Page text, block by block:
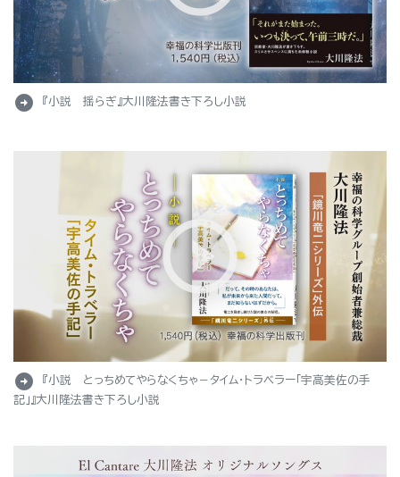
arrow_circle_right 『小説 揺らぎ』大川隆法書き下ろし小説
arrow_circle_right
『小説 とっちめてやらなくちゃ－タイム・トラベラー「宇高美佐の手
記」』大川隆法書き下ろし小説